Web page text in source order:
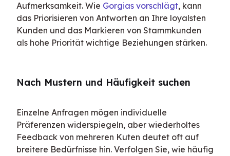
Aufmerksamkeit. Wie Gorgias vorschlägt, kann
das Priorisieren von Antworten an Ihre loyalsten
Kunden und das Markieren von Stammkunden
als hohe Priorität wichtige Beziehungen stärken.
Nach Mustern und Häufigkeit suchen
Einzelne Anfragen mögen individuelle
Präferenzen widerspiegeln, aber wiederholtes
Feedback von mehreren Kuten deutet oft auf
breitere Bedürfnisse hin. Verfolgen Sie, wie häufig